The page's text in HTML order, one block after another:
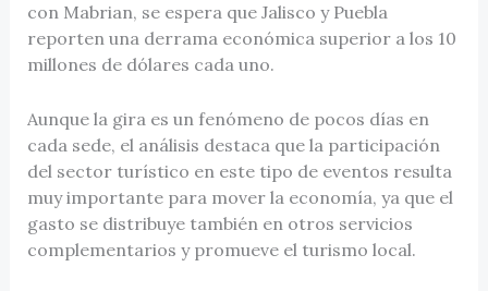
con Mabrian, se espera que Jalisco y Puebla
reporten una derrama económica superior a los 10
millones de dólares cada uno.
Aunque la gira es un fenómeno de pocos días en
cada sede, el análisis destaca que la participación
del sector turístico en este tipo de eventos resulta
muy importante para mover la economía, ya que el
gasto se distribuye también en otros servicios
complementarios y promueve el turismo local.